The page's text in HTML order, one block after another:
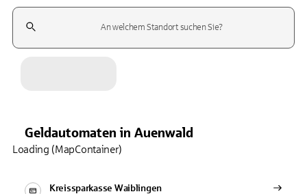
Suchfeld
Geldautomaten in Auenwald
Kreissparkasse Waiblingen
Loading (MapContainer)